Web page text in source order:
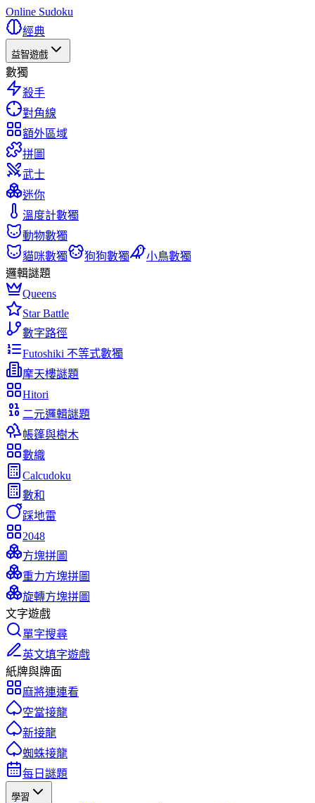
Online Sudoku
經典
益智遊戲
數獨
殺手
對角線
額外區域
拼圖
武士
迷你
溫度計數獨
動物數獨
貓咪數獨
狗狗數獨
小鳥數獨
邏輯謎題
Queens
Star Battle
數字路徑
Futoshiki 不等式數獨
摩天樓謎題
Hitori
二元邏輯謎題
帳篷與樹木
數織
Calcudoku
數和
踩地雷
2048
方塊拼圖
重力方塊拼圖
旋轉方塊拼圖
文字遊戲
單字搜尋
英文填字遊戲
紙牌與牌面
麻將連連看
空當接龍
新接龍
蜘蛛接龍
每日謎題
學習